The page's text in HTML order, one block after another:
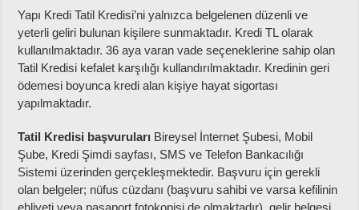
Yapı Kredi Tatil Kredisi’ni yalnızca belgelenen düzenli ve
yeterli geliri bulunan kişilere sunmaktadır. Kredi TL olarak
kullanılmaktadır. 36 aya varan vade seçeneklerine sahip olan
Tatil Kredisi kefalet karşılığı kullandırılmaktadır. Kredinin geri
ödemesi boyunca kredi alan kişiye hayat sigortası
yapılmaktadır.
Tatil Kredisi başvuruları Bireysel İnternet Şubesi, Mobil
Şube, Kredi Şimdi sayfası, SMS ve Telefon Bankacılığı
Sistemi üzerinden gerçekleşmektedir. Başvuru için gerekli
olan belgeler; nüfus cüzdanı (başvuru sahibi ve varsa kefilinin
ehliyeti veya pasaport fotokopisi de olmaktadır), gelir belgesi,